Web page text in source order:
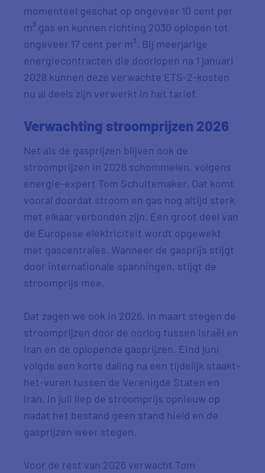
momenteel geschat op ongeveer 10 cent per
m³ gas en kunnen richting 2030 oplopen tot
ongeveer 17 cent per m³. Bij meerjarige
energiecontracten die doorlopen na 1 januari
2028 kunnen deze verwachte ETS-2-kosten
nu al deels zijn verwerkt in het tarief.
Verwachting stroomprijzen 2026
Net als de gasprijzen blijven ook de
stroomprijzen in 2026 schommelen, volgens
energie-expert Tom Schuitemaker. Dat komt
vooral doordat stroom en gas nog altijd sterk
met elkaar verbonden zijn. Een groot deel van
de Europese elektriciteit wordt opgewekt
met gascentrales. Wanneer de gasprijs stijgt
door internationale spanningen, stijgt de
stroomprijs mee.
Dat zagen we ook in 2026. In maart stegen de
stroomprijzen door de oorlog tussen Israël en
Iran en de oplopende gasprijzen. Eind juni
volgde een korte daling na een tijdelijk staakt-
het-vuren tussen de Verenigde Staten en
Iran. In juli liep de stroomprijs opnieuw op
nadat het bestand geen stand hield en de
gasprijzen weer stegen.
Voor de rest van 2026 verwacht Tom